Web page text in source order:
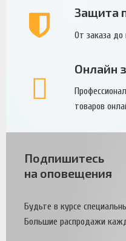
Защита
От заказа до
Онлайн
товаров
Подпишитесь
на оповещения
Будьте в курсе
Большие распродажи